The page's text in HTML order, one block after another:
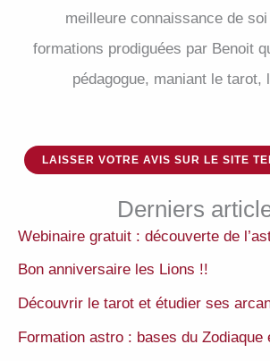
meilleure connaissance de
formations prodiguées par Benoit
pédagogue, maniant le tarot,
LAISSER VOTRE AVIS SUR LE SITE
Derniers
Webinaire gratuit : découverte de
Bon anniversaire les Lions !!
Découvrir le tarot et étudier ses
Formation astro : bases du Zodiaque